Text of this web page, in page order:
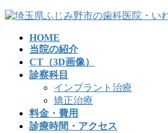
コ
ナ
HOME
当院の紹介
CT（3D画像）
診察科目
インプラント治療
矯正治療
料金・費用
診療時間・アクセス